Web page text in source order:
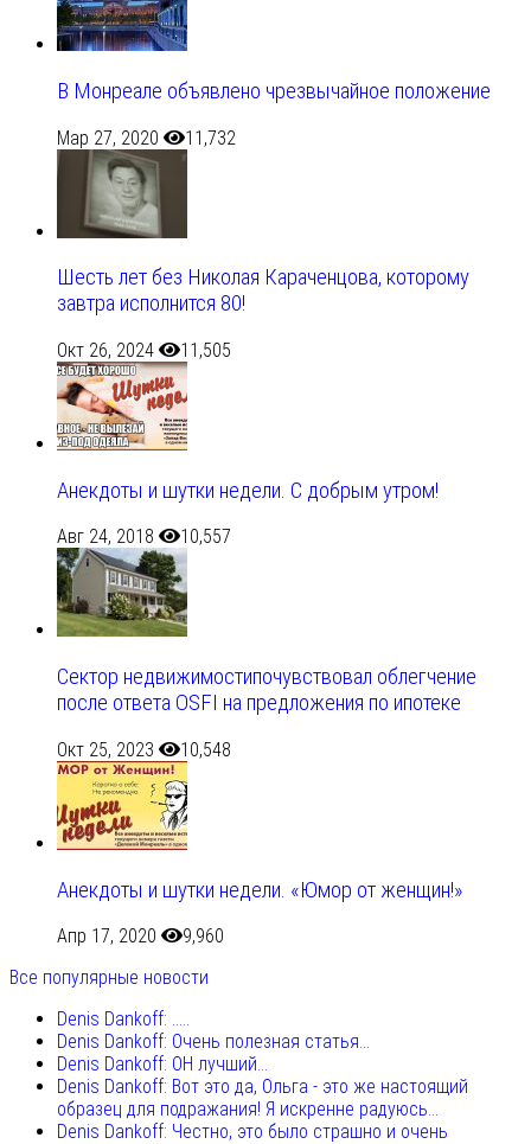
В Монреале объявлено чрезвычайное положение
Мар 27, 2020 11,732
Шесть лет без Николая Караченцова, которому
завтра исполнится 80!
Окт 26, 2024 11,505
Анекдоты и шутки недели. С добрым утром!
Авг 24, 2018 10,557
Сектор недвижимостипочувствовал облегчение
после ответа OSFI на предложения по ипотеке
Окт 25, 2023 10,548
Анекдоты и шутки недели. «Юмор от женщин!»
Апр 17, 2020
9,960
Все популярные новости
Denis Dankoff: .....
Denis Dankoff: Очень полезная статья...
Denis Dankoff: ОН лучший...
Denis Dankoff: Вот это да, Ольга - это же настоящий
образец для подражания! Я искренне радуюсь...
Denis Dankoff: Честно, это было страшно и очень